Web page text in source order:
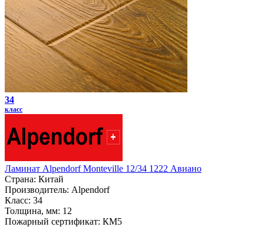
34
класс
Ламинат Alpendorf Monteville 12/34 1222 Авиано
Страна: Китай
Производитель: Alpendorf
Класс: 34
Толщина, мм: 12
Пожарный сертификат: КМ5